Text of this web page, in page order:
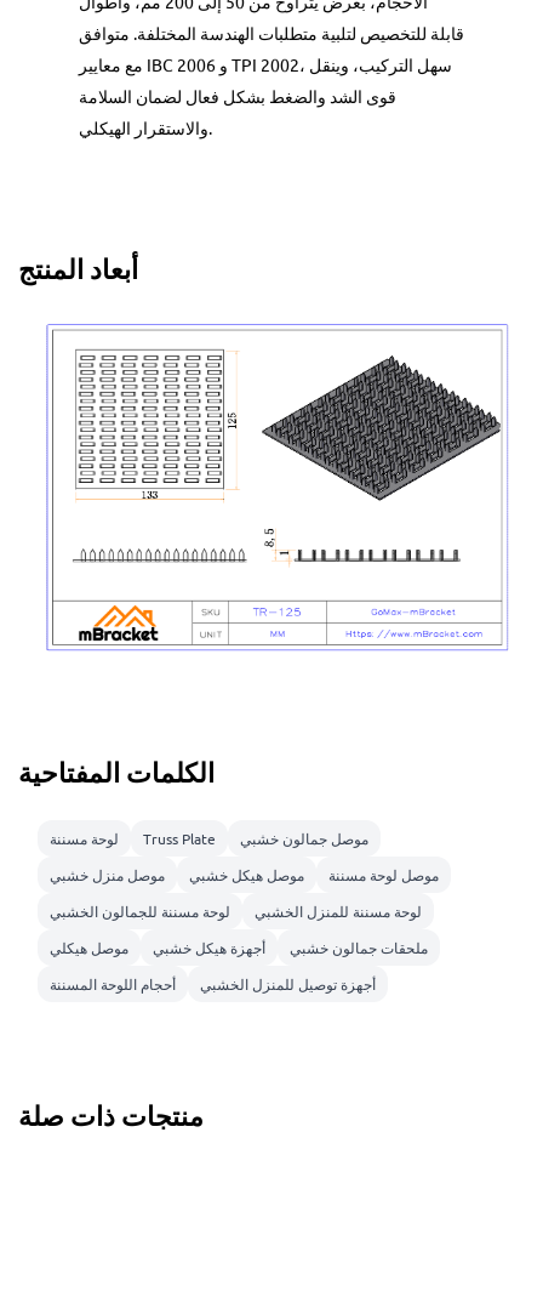
قابلة للتخصيص لتلبية متطلبات الهندسة المختلفة. متوافق
مع معايير IBC 2006 و TPI 2002، سهل التركيب، وينقل
قوى الشد والضغط بشكل فعال لضمان السلامة
والاستقرار الهيكلي.
أبعاد المنتج
الكلمات المفتاحية
لوحة مسننة Truss Plate
موصل جمالون خشبي
موصل منزل خشبي
موصل هيكل خشبي
موصل لوحة مسننة
لوحة مسننة للجمالون الخشبي
لوحة مسننة للمنزل الخشبي
موصل هيكلي
أجهزة هيكل خشبي
ملحقات جمالون خشبي
أحجام اللوحة المسننة
أجهزة توصيل للمنزل الخشبي
منتجات ذات صلة